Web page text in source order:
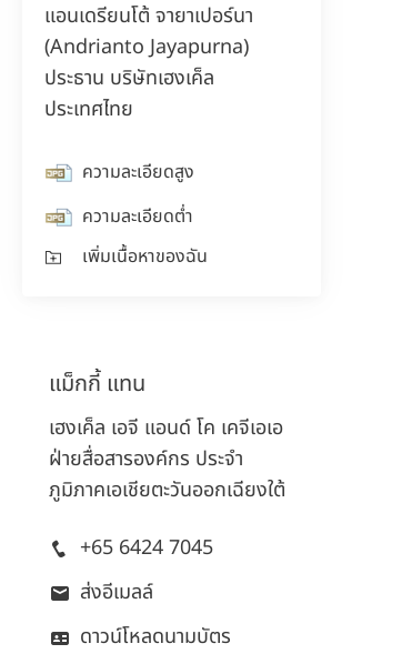
เรียนรู้เพิ่มเติมแอนเดรียนโต้ จายาเปอร์นา
(Andrianto Jayapurna)
ประธาน บริษัทเฮงเค็ล
ประเทศไทย
ความละเอียดสูง
ความละเอียดต่ำ
เพิ่มเนื้อหาของฉัน
แม็กกี้ แทน
เฮงเค็ล เอจี แอนด์ โค เคจีเอเอ
ฝ่ายสื่อสารองค์กร ประจำ
ภูมิภาคเอเชียตะวันออกเฉียงใต้
+65 6424 7045
ส่งอีเมลล์
ดาวน์โหลดนามบัตร